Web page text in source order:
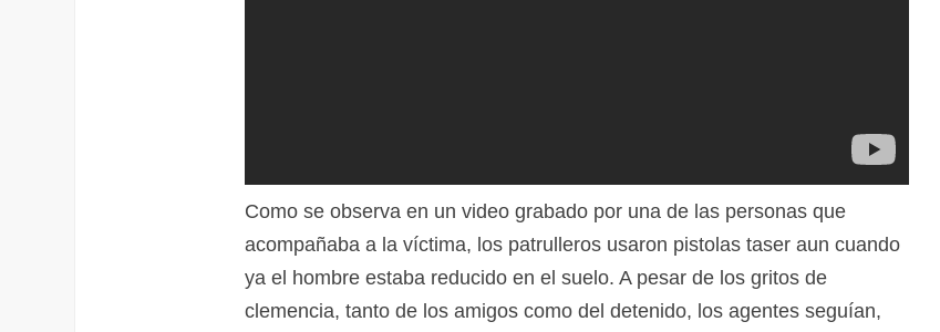
Como se observa en un video grabado por una de las personas que
acompañaba a la víctima, los patrulleros usaron pistolas taser aun cuando
ya el hombre estaba reducido en el suelo. A pesar de los gritos de
clemencia, tanto de los amigos como del detenido, los agentes seguían,